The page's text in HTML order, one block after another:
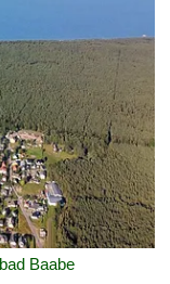
Baabe